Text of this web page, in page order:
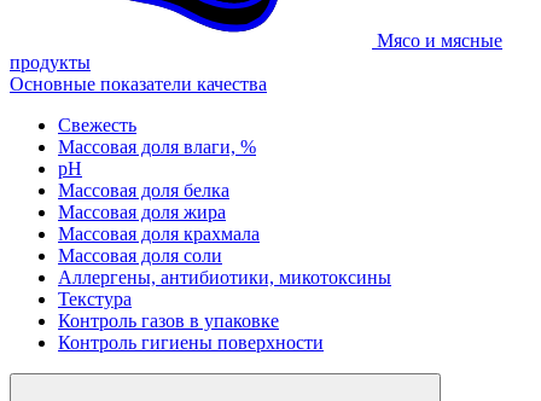
Мясо и мясные
продукты
Основные показатели качества
Свежесть
Массовая доля влаги, %
рН
Массовая доля белка
Массовая доля жира
Массовая доля крахмала
Массовая доля соли
Аллергены, антибиотики, микотоксины
Текстура
Контроль газов в упаковке
Контроль гигиены поверхности